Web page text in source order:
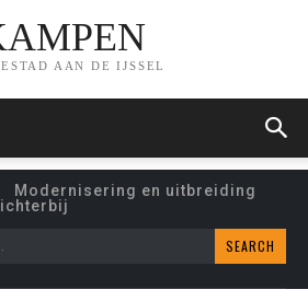
AAN DE IJSSEL
Modernisering en uitbreiding
SEARCH